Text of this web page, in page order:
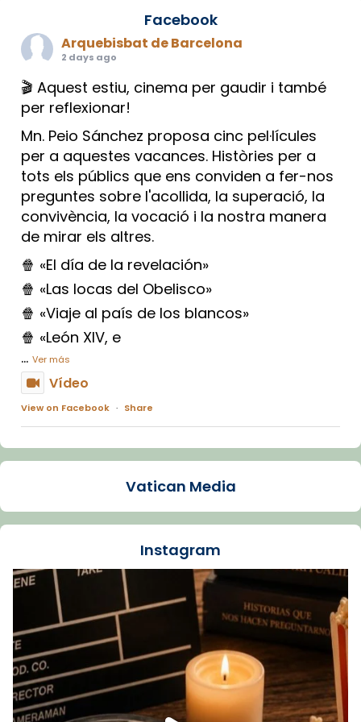
Facebook
Arquebisbat de Barcelona
2 days ago
🎬 Aquest estiu, cinema per gaudir i també
per reflexionar!
Mn. Peio Sánchez proposa cinc pel·lícules
per a aquestes vacances. Històries per a
tots els públics que ens conviden a fer-nos
preguntes sobre l'acollida, la superació, la
convivència, la vocació i la nostra manera
de mirar els altres.
🍿 «El día de la revelación»
🍿 «Las locas del Obelisco»
🍿 «Viaje al país de los blancos»
🍿 «León XIV, e
... Ver más
Vídeo
View on Facebook · Share
Arquebisbat de Barcelona
La Carmina va patir depressió. Fa gairebé
dos mesos, a l'Estadi Lluís Companys, la
Recupera l'entrevista comp
Vatican
tican News 👇
www.vaticannews.va/es/iglesia/news/2026-
07/carmina-historia-depresion-papa-viaje-
espana-testimoni...
Foto
Vatican Media
Instagram